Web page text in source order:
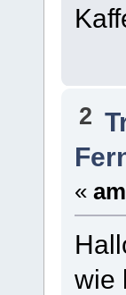
2
«
wie